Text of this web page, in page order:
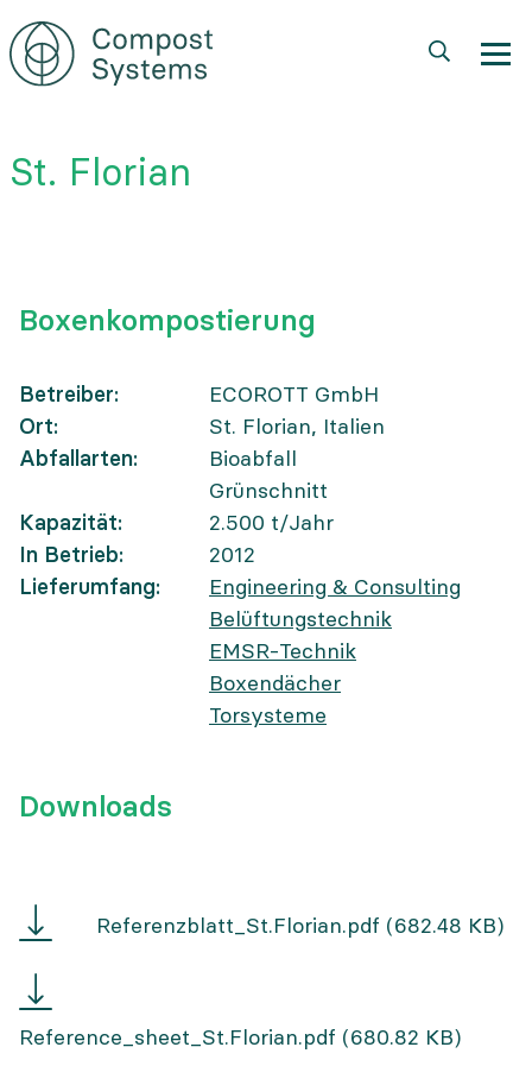
Direkt
zum
Inhalt
St. Florian
Boxenkompostierung
Betreiber
ECOROTT GmbH
Ort
St. Florian, Italien
Abfallarten
Bioabfall
Grünschnitt
Kapazität
2.500 t/Jahr
In Betrieb
2012
Lieferumfang
Engineering & Consulting
Belüftungstechnik
EMSR-Technik
Boxendächer
Torsysteme
Downloads
Referenzblatt
Referenzblatt_St.Florian.pdf (682.48 KB)
St.
Reference_sheet_St.Florian.pdf (680.82 KB)